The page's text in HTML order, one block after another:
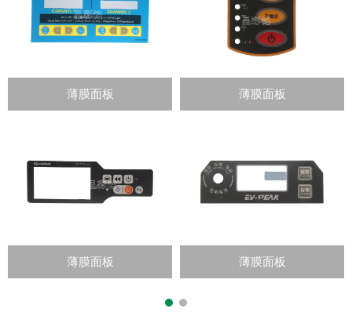
薄膜面板
薄膜面板
薄膜面板
薄膜面板